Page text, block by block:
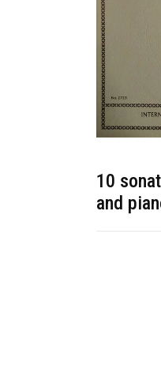
10
and